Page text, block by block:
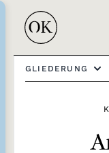
GLIEDERUNG